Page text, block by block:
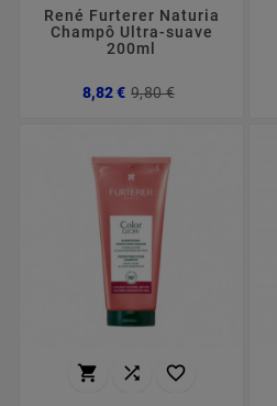
René Furterer Naturia
Champô Ultra-suave
200ml
8,82 € 9,80 €
  